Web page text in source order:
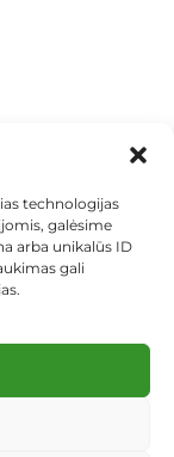
technologijas
galėsime
arba unikalūs ID
gali
POLITIKA